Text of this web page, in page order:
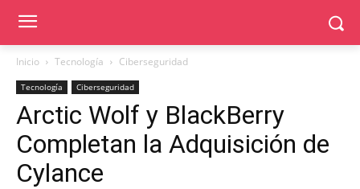
Inicio Tecnología Ciberseguridad
Tecnología Ciberseguridad
Arctic Wolf y BlackBerry
Completan la Adquisición de
Cylance